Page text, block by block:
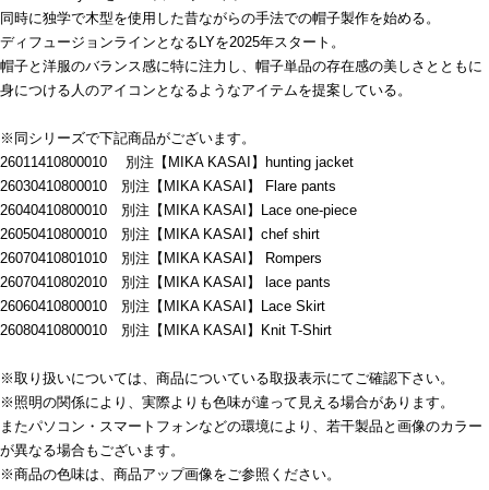
同時に独学で木型を使用した昔ながらの手法での帽子製作を始める。
ディフュージョンラインとなるLYを2025年スタート。
帽子と洋服のバランス感に特に注力し、帽子単品の存在感の美しさとともに
身につける人のアイコンとなるようなアイテムを提案している。
※同シリーズで下記商品がございます。
26011410800010 別注【MIKA KASAI】hunting jacket
26030410800010 別注【MIKA KASAI】 Flare pants
26040410800010 別注【MIKA KASAI】Lace one-piece
26050410800010 別注【MIKA KASAI】chef shirt
26070410801010 別注【MIKA KASAI】 Rompers
26070410802010 別注【MIKA KASAI】 lace pants
26060410800010 別注【MIKA KASAI】Lace Skirt
26080410800010 別注【MIKA KASAI】Knit T-Shirt
※取り扱いについては、商品についている取扱表示にてご確認下さい。
※照明の関係により、実際よりも色味が違って見える場合があります。
またパソコン・スマートフォンなどの環境により、若干製品と画像のカラー
が異なる場合もございます。
※商品の色味は、商品アップ画像をご参照ください。